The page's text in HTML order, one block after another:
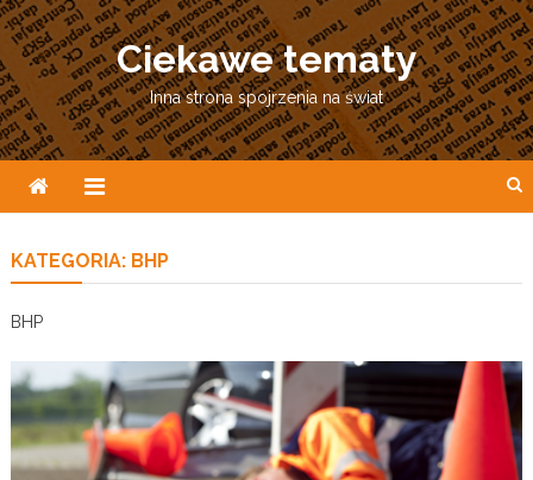
Skip
to
content
Ciekawe tematy
Inna strona spojrzenia na świat
KATEGORIA: BHP
BHP